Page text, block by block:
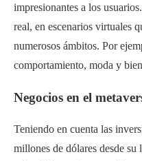
impresionantes a los
real, en escenarios virtuales
numerosos ámbitos. Por
comportamiento, moda y
Negocios en el
Teniendo en cuenta las
millones de dólares desde su